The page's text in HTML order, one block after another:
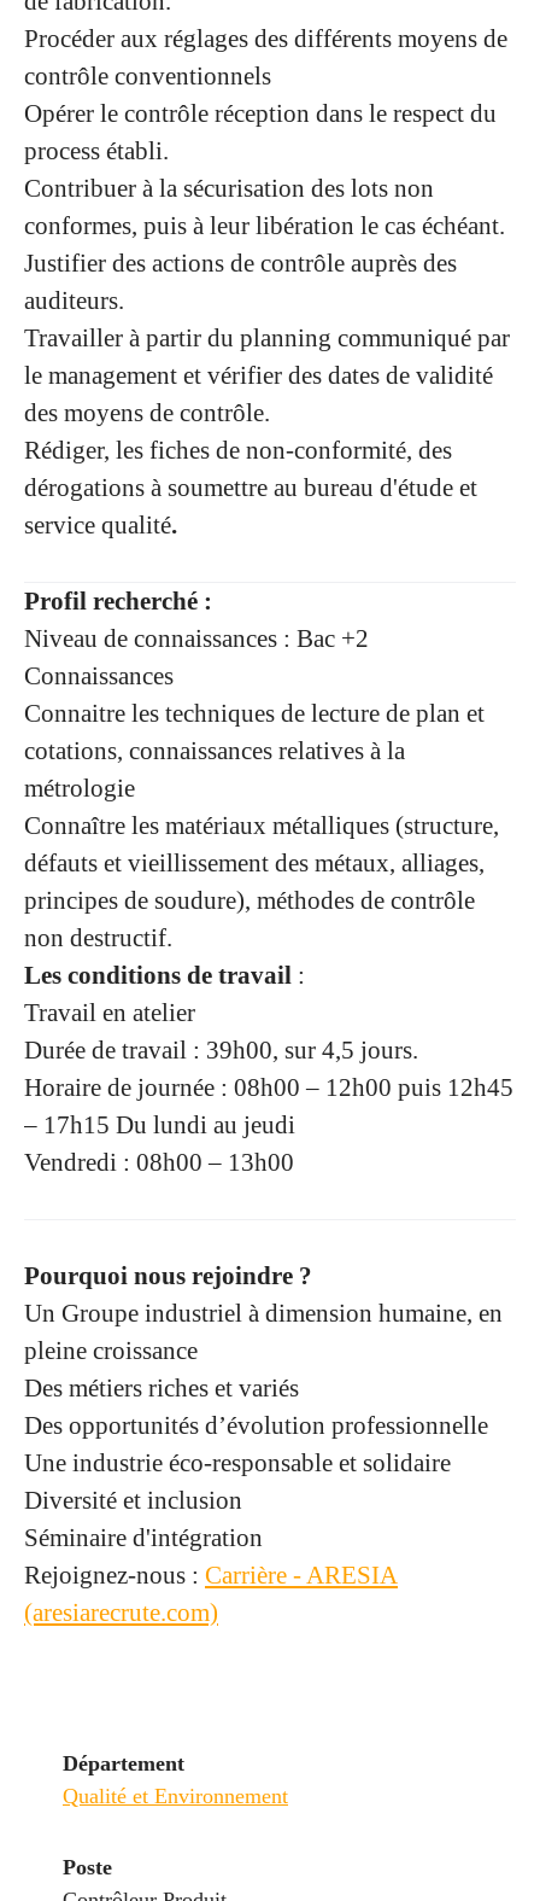
Procéder aux réglages des différents moyens de
contrôle conventionnels
Opérer le contrôle réception dans le respect du
process établi.
Contribuer à la sécurisation des lots non
conformes, puis à leur libération le cas échéant.
Justifier des actions de contrôle auprès des
auditeurs.
Travailler à partir du planning communiqué par
le management et vérifier des dates de validité
des moyens de contrôle.
Rédiger, les fiches de non-conformité, des
dérogations à soumettre au bureau d'étude et
service qualité.
Profil recherché :
Niveau de connaissances : Bac +2
Connaissances
Connaitre les techniques de lecture de plan et
cotations, connaissances relatives à la
métrologie
Connaître les matériaux métalliques (structure,
défauts et vieillissement des métaux, alliages,
principes de soudure), méthodes de contrôle
non destructif.
Les conditions de travail :
Travail en atelier
Durée de travail : 39h00, sur 4,5 jours.
Horaire de journée : 08h00 – 12h00 puis 12h45
– 17h15 Du lundi au jeudi
Vendredi : 08h00 – 13h00
Pourquoi nous rejoindre ?
Un Groupe industriel à dimension humaine, en
pleine croissance
Des métiers riches et variés
Des opportunités d’évolution professionnelle
Une industrie éco-responsable et solidaire
Diversité et inclusion
Séminaire d'intégration
Rejoignez-nous : Carrière - ARESIA
(aresiarecrute.com)
Département
Qualité et Environnement
Poste